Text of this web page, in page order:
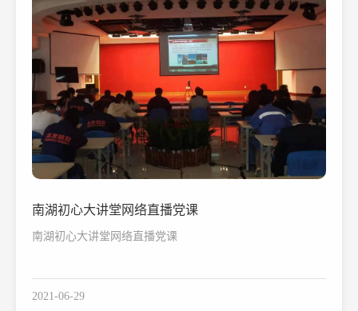
南湖初心大讲堂网络直播党课
南湖初心大讲堂网络直播党课
2021-06-29